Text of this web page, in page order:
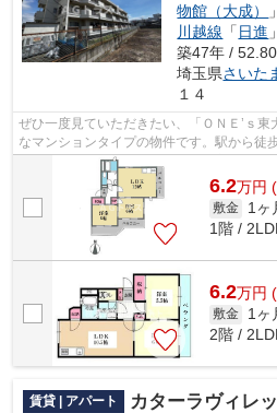
物館（大成）
川越線 「 日進
築47年 /
埼玉県さいた
１４
ぜひ一度見ていただきたい、「ＯＮＥ’ｓ
なマンションタイプの物件です。駅から徒
をもって歩く距離を少なくしたい方に...
6.2万円
敷金 1ヶ
1階 /
6.2万円
敷金 1ヶ
2階 /
賃貸 | アパート カターラヴィレ